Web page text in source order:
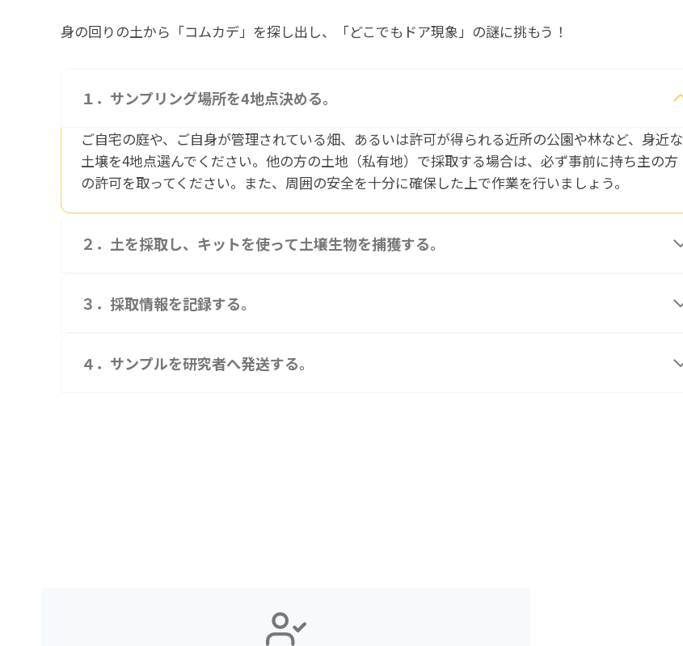
身の回りの土から「コムカデ」を探し出し、「どこでもドア現象」の謎に挑もう！
１．サンプリング場所を4地点決める。
ご自宅の庭や、ご自身が管理されている畑、あるいは許可が得られる近所の公園や林など、身近な
土壌を4地点選んでください。他の方の土地（私有地）で採取する場合は、必ず事前に持ち主の方
の許可を取ってください。また、周囲の安全を十分に確保した上で作業を行いましょう。
２．土を採取し、キットを使って土壌生物を捕獲する。
３．採取情報を記録する。
４．サンプルを研究者へ発送する。